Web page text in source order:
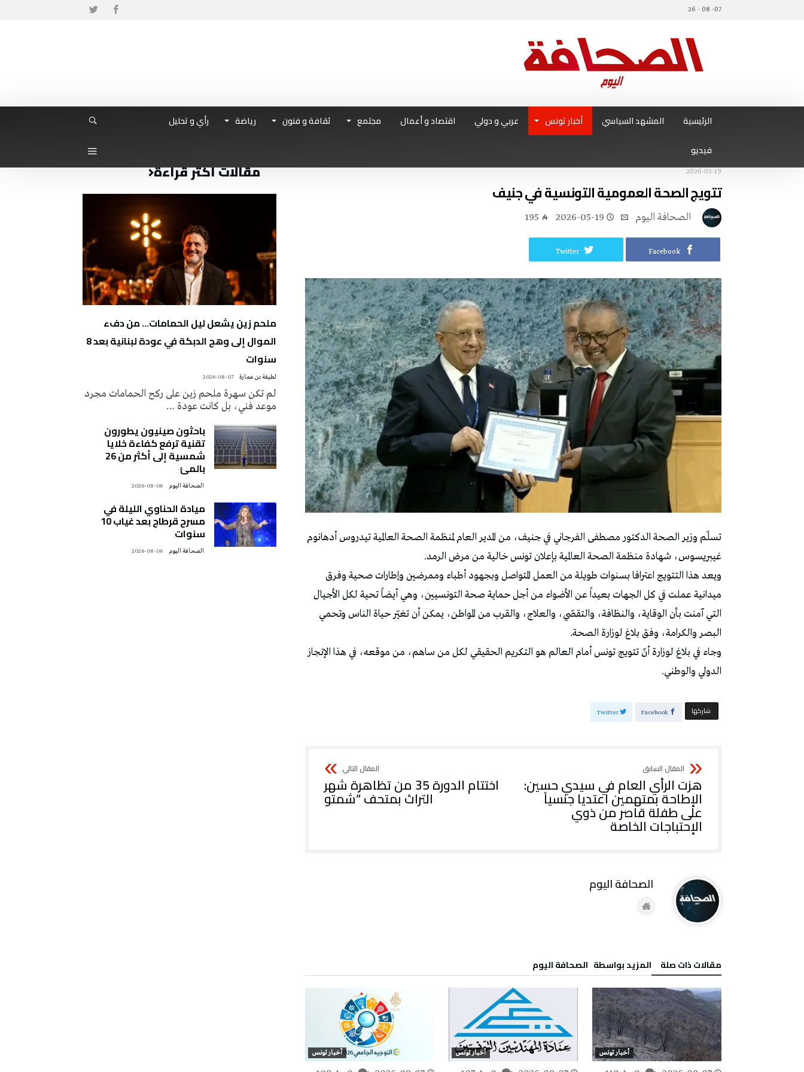
07- 08 - 26
الرئيسية المشهد السياسي أخبار تونس عربي و دولي اقتصاد و أعمال مجتمع ثقافة و فنون رياضة
رأي و تحليل
فيديو
2026-05-19
تتويج الصحة العمومية التونسية في جنيف
2026-05-19
195
Facebook
Twitter
تسلّم وزير الصحة الدكتور مصطفى الفرجاني في جنيف، من المدير العام لمنظمة الصحة العالمية تيدروس أدهانوم
غيبريسوس، شهادة منظمة الصحة العالمية بإعلان تونس خالية من مرض الرمد.
ويعد هذا التتويج اعترافا بسنوات طويلة من العمل المتواصل وبجهود أطباء وممرضين وإطارات صحية وفرق
ميدانية عملت في كل الجهات بعيداً عن الأضواء من أجل حماية صحة التونسيين، وهي أيضاً تحية لكل الأجيال
التي آمنت بأن الوقاية، والنظافة، والتقصّي، والعلاج، والقرب من المواطن، يمكن أن تغيّر حياة الناس وتحمي
البصر والكرامة، وفق بلاغ لوزارة الصحة.
وجاء في بلاغ لوزارة أنّ تتويج تونس أمام العالم هو التكريم الحقيقي لكل من ساهم، من موقعه، في هذا الإنجاز
الدولي والوطني.
‫‫ شاركها‬ Facebook
Twitter
هزت الرأي العام في سيدي حسين:
الإطاحة بمتهمين اعتديا جنسياً
على طفلة قاصر من ذوي
الإحتباجات الخاصة
اختتام الدورة 35 من تظاهرة شهر
التراث بمتحف “شمتو
‫مقالات ذات صلة‬ ‫‫المزيد بواسطة‬ ‬ ‭ ‬الصحافة‭ ‬اليوم
أخبار تونس أخبار تونس أخبار تونس
مقالات أكثر قراءة
ملحم زين يشعل ليل الحمامات… من دفء
الموال إلى وهج الدبكة في عودة لبنانية بعد 8
سنوات
لطيفة بن عمارة 2026-08-07
لم تكن سهرة ملحم زين على ركح الحمامات مجرد
موعد فني، بل كانت عودة …
باحثون صينيون يطورون
تقنية ترفع كفاءة خلايا
شمسية إلى أكثر من 26
بالمئ
2026-08-06
ميادة الحناوي الليلة في
مسرح قرطاج بعد غياب 10
سنوات
2026-08-06